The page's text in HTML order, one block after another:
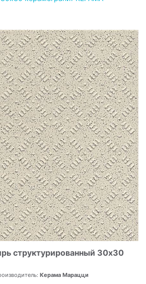
структурированный 30x30
Керама Марацци